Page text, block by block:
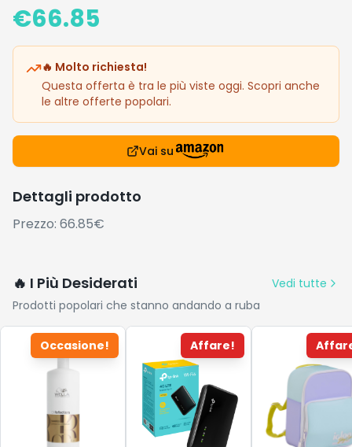
€66.85
🔥 Molto richiesta!
Questa offerta è tra le più viste oggi. Scopri anche
le altre offerte popolari.
Vai su
Dettagli prodotto
Prezzo: 66.85€
🔥 I Più Desiderati
Vedi tutte
Prodotti popolari che stanno andando a ruba
Occasione! Affare!